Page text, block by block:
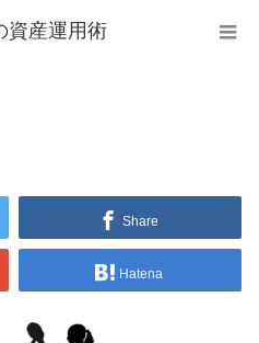
資産運用術
Share
Hatena